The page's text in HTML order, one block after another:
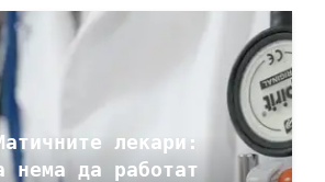
лекари:
нема да работат